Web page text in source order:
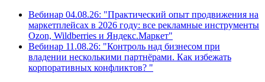
Вебинар 04.08.26: "Практический опыт продвижения на
маркетплейсах в 2026 году: все рекламные инструменты
Ozon, Wildberries и Яндекс.Маркет"
Вебинар 11.08.26: "Контроль над бизнесом при
владении несколькими партнёрами. Как избежать
корпоративных конфликтов? "